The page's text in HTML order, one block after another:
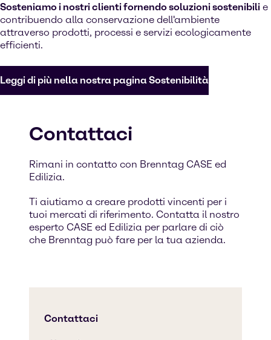
Sosteniamo i nostri clienti fornendo soluzioni sostenibili e
contribuendo alla conservazione dell'ambiente
attraverso prodotti, processi e servizi ecologicamente
efficienti.
Leggi di più nella nostra pagina Sostenibilità
Contattaci
Rimani in contatto con Brenntag CASE ed
Edilizia.
Ti aiutiamo a creare prodotti vincenti per i
tuoi mercati di riferimento. Contatta il nostro
esperto CASE ed Edilizia per parlare di ciò
che Brenntag può fare per la tua azienda.